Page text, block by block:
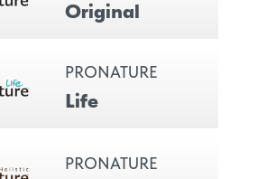
Original
Life
PRONATURE
PRONATURE